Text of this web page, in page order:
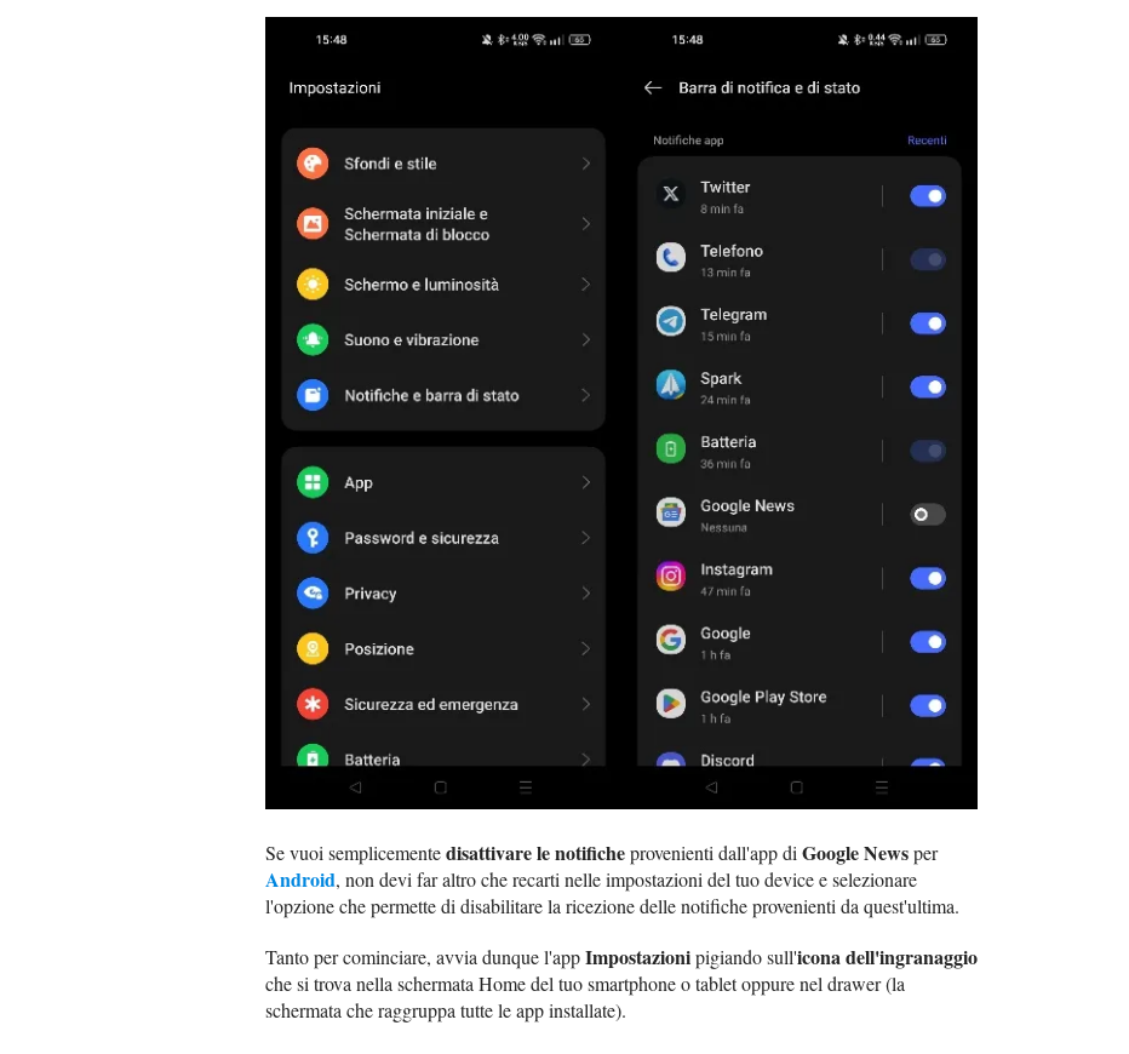
Se vuoi semplicementedisattivare le notificheprovenienti dall'app di Google Newsper
Android, non devi far altro che recarti nelle impostazioni del tuo device e selezionare
l'opzione che permette di disabilitare la ricezione delle notifiche provenienti da quest'ultima.
Tanto per cominciare, avvia dunque l'appImpostazionipigiando sull'icona dell'ingranaggio
che si trova nella schermata Home del tuo smartphone o tablet oppure nel drawer (la
schermata che raggruppa tutte le app installate).